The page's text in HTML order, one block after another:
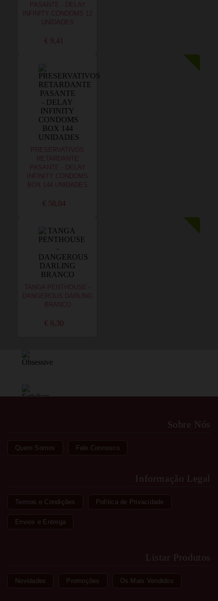
PASANTE - DELAY
INFINITY CONDOMS 12
UNIDADES
€ 9,41
PRESERVATIVOS
RETARDANTE
PASANTE - DELAY
INFINITY CONDOMS
BOX 144 UNIDADES
€ 58,04
TANGA PENTHOUSE -
DANGEROUS DARLING
BRANCO
€ 6,30
Sobre Nós
Quem Somos Fale Connosco
Informação Legal
Termos e Condições Política de Privacidade
Envios e Entrega
Listar Produtos
Novidades Promoções Os Mais Vendidos